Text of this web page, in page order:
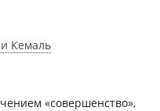
Кемаль
«совершенство»,